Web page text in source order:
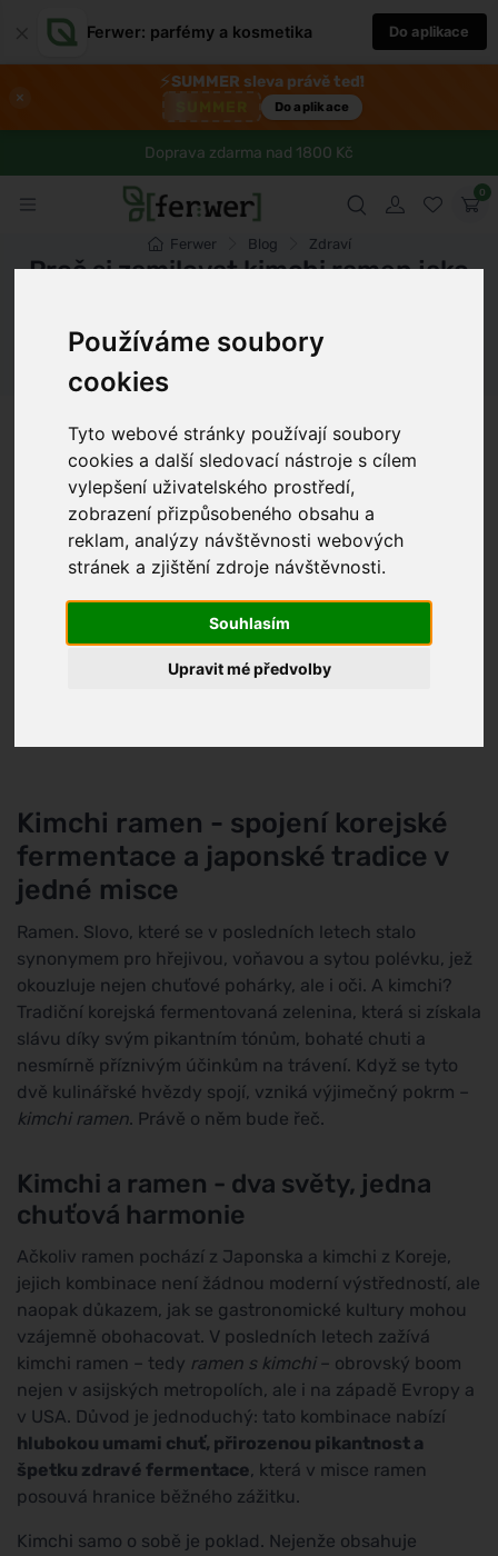
Používáme soubory
cookies
Tyto webové stránky používají soubory
cookies a další sledovací nástroje s cílem
vylepšení uživatelského prostředí,
zobrazení přizpůsobeného obsahu a
reklam, analýzy návštěvnosti webových
stránek a zjištění zdroje návštěvnosti.
Souhlasím
Upravit mé předvolby
Ferwer: parfémy a kosmetika Do aplikace
×
⚡SUMMER sleva právě teď!
Do aplikace
Doprava zdarma nad 1800 Kč
0
Ferwer Blog Zdraví
Proč si zamilovat kimchi ramen jako
Kimchi ramen - spojení korejské
fermentace a japonské tradice v
jedné misce
Ramen. Slovo, které se v posledních letech stalo
synonymem pro hřejivou, voňavou a sytou polévku, jež
okouzluje nejen chuťové pohárky, ale i oči. A kimchi?
Tradiční korejská fermentovaná zelenina, která si získala
slávu díky svým pikantním tónům, bohaté chuti a
nesmírně příznivým účinkům na trávení. Když se tyto
dvě kulinářské hvězdy spojí, vzniká výjimečný pokrm –
kimchi ramen. Právě o něm bude řeč.
Kimchi a ramen - dva světy, jedna
chuťová harmonie
Ačkoliv ramen pochází z Japonska a kimchi z Koreje,
jejich kombinace není žádnou moderní výstředností, ale
naopak důkazem, jak se gastronomické kultury mohou
vzájemně obohacovat. V posledních letech zažívá
kimchi ramen – tedy ramen s kimchi– obrovský boom
nejen v asijských metropolích, ale i na západě Evropy a
v USA. Důvod je jednoduchý: tato kombinace nabízí
hlubokou umami chuť, přirozenou pikantnost a
špetku zdravé fermentace, která v misce ramen
posouvá hranice běžného zážitku.
Kimchi samo o sobě je poklad. Nejenže obsahuje